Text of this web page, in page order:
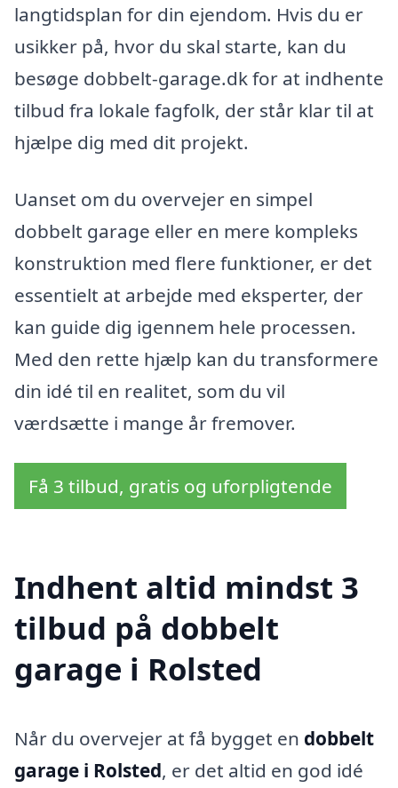
langtidsplan for din ejendom. Hvis du er
usikker på, hvor du skal starte, kan du
besøge dobbelt-garage.dk for at indhente
tilbud fra lokale fagfolk, der står klar til at
hjælpe dig med dit projekt.
Uanset om du overvejer en simpel
dobbelt garage eller en mere kompleks
konstruktion med flere funktioner, er det
essentielt at arbejde med eksperter, der
kan guide dig igennem hele processen.
Med den rette hjælp kan du transformere
din idé til en realitet, som du vil
værdsætte i mange år fremover.
Få 3 tilbud, gratis og uforpligtende
Indhent altid mindst 3
tilbud på dobbelt
garage i Rolsted
Når du overvejer at få bygget en dobbelt
garage i Rolsted, er det altid en god idé